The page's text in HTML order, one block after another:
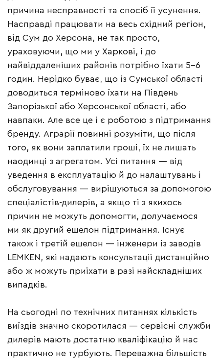
причина несправності та спосіб її усунення.
Насправді працювати на весь східний регіон,
від Сум до Херсона, не так просто,
ураховуючи, що ми у Харкові, і до
найвіддаленіших районів потрібно їхати 5–6
годин. Нерідко буває, що із Сумської області
доводиться терміново їхати на Південь
Запорізької або Херсонської області, або
навпаки. Але все це і є роботою з підтримання
бренду. Аграрії повинні розуміти, що після
того, як вони заплатили гроші, їх не лишать
наодинці з агрегатом. Усі питання — від
уведення в експлуатацію й до налаштувань і
обслуговування — вирішуються за допомогою
спеціалістів-дилерів, а якщо ті з якихось
причин не можуть допомогти, долучаємося
ми як другий ешелон підтримання. Існує
також і третій ешелон — інженери із заводів
LEMKEN, які надають консультації дистанційно
або ж можуть приїхати в разі найскладніших
випадків.
На сьогодні по технічних питаннях кількість
виїздів значно скоротилася — сервісні служби
дилерів мають достатню кваліфікацію й нас
практично не турбують. Переважна більшість